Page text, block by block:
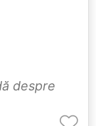
despre